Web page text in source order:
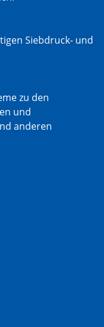
Siebdruck- und
zu den
und
anderen